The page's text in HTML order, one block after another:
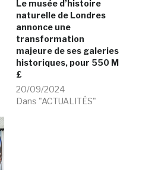
Le musée d’histoire
naturelle de Londres
annonce une
transformation
majeure de ses galeries
historiques, pour 550 M
£
20/09/2024
Dans "ACTUALITÉS"